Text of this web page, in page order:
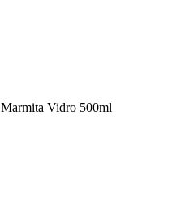
Marmita Vidro 500ml